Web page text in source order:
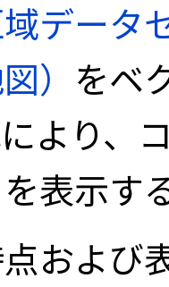
データ
） をベ
より、
表示す
および